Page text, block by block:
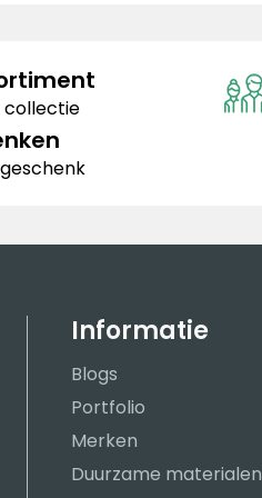
collectie
Informatie
Blogs
Portfolio
Merken
Duurzame materialen